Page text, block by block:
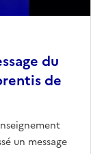
du
de
un message